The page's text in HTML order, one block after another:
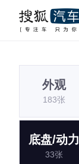
外观
183张
底盘/动力
33张